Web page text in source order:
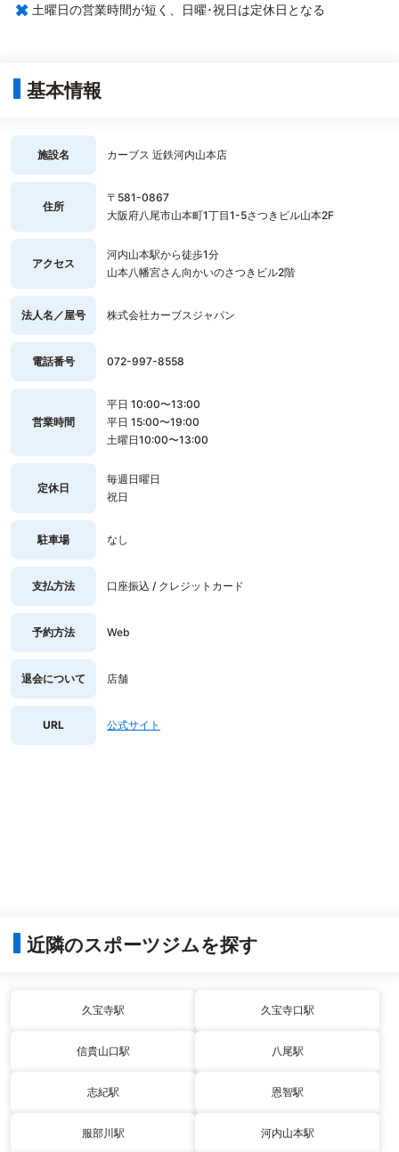
× 土曜日の営業時間が短く、日曜･祝日は定休日となる
基本情報
施設名 カーブス 近鉄河内山本店
住所
〒581-0867
大阪府八尾市山本町1丁目1-5さつきビル山本2F
アクセス
河内山本駅から徒歩1分
山本八幡宮さん向かいのさつきビル2階
法人名／屋号 株式会社カーブスジャパン
電話番号 072-997-8558
営業時間
平日 10:00〜13:00
平日 15:00〜19:00
土曜日10:00〜13:00
定休日
毎週日曜日
祝日
駐車場 なし
支払方法 口座振込 / クレジットカード
予約方法 Web
退会について 店舗
URL 公式サイト
近隣のスポーツジムを探す
久宝寺駅 久宝寺口駅
信貴山口駅 八尾駅
志紀駅 恩智駅
服部川駅 河内山本駅